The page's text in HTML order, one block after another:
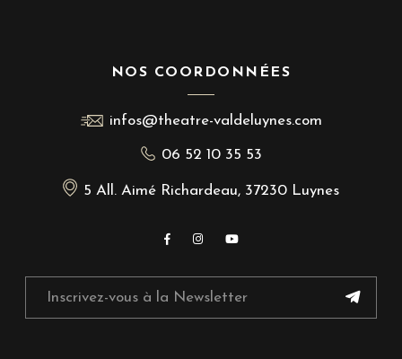
NOS COORDONNÉES
infos@theatre-valdeluynes.com
06 52 10 35 53
5 All. Aimé Richardeau, 37230 Luynes